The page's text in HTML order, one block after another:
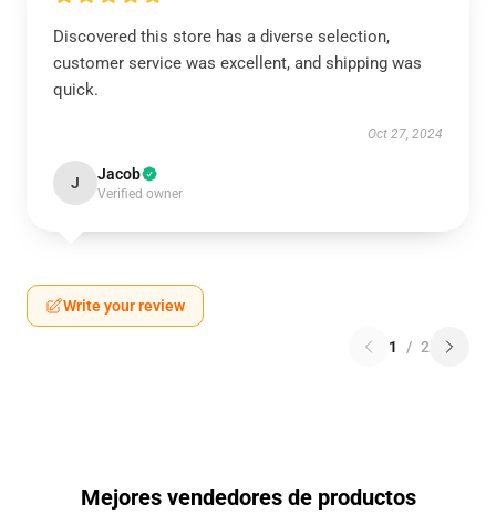
Discovered this store has a diverse selection,
customer service was excellent, and shipping was
quick.
Oct 27, 2024
J Jacob
Verified owner
Write your review
1 / 2
Mejores vendedores de productos